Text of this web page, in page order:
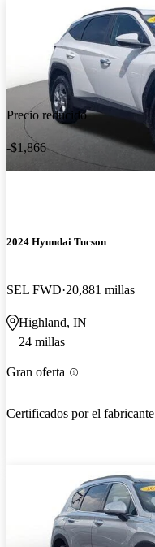
Precio reducido
-$1,866
2024 Hyundai Tucson
SEL FWD 20,881 millas
Highland, IN
24 millas
Gran oferta
Certificados por el fabricante